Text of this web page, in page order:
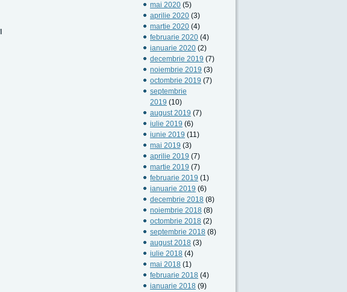
mai 2020 (5)
aprilie 2020 (3)
martie 2020 (4)
februarie 2020 (4)
ianuarie 2020 (2)
decembrie 2019 (7)
noiembrie 2019 (3)
octombrie 2019 (7)
septembrie
2019 (10)
august 2019 (7)
iulie 2019 (6)
iunie 2019 (11)
mai 2019 (3)
aprilie 2019 (7)
martie 2019 (7)
februarie 2019 (1)
ianuarie 2019 (6)
decembrie 2018 (8)
noiembrie 2018 (8)
octombrie 2018 (2)
septembrie 2018 (8)
august 2018 (3)
iulie 2018 (4)
mai 2018 (1)
februarie 2018 (4)
ianuarie 2018 (9)